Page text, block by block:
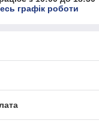
графік роботи